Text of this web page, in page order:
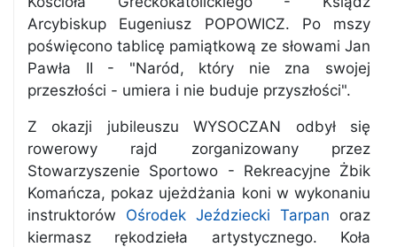
Arcybiskup Eugeniusz POPOWICZ. Po mszy
poświęcono tablicę pamiątkową ze słowami Jan
Pawła II - "Naród, który nie zna swojej
przeszłości - umiera i nie buduje przyszłości".
Z okazji jubileuszu WYSOCZAN odbył się
rowerowy rajd zorganizowany przez
Stowarzyszenie Sportowo - Rekreacyjne Żbik
Komańcza, pokaz ujeżdżania koni w wykonaniu
instruktorów Ośrodek Jeździecki Tarpan oraz
kiermasz rękodzieła artystycznego. Koła